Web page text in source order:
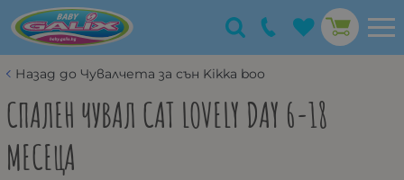
Назад до Чувалчета за сън Kikka boo
СПАЛЕН ЧУВАЛ CAT LOVELY DAY 6-18
МЕСЕЦА